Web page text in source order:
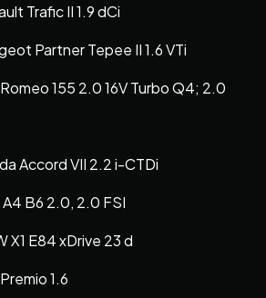
Trafic II 1.9 dCi
Partner Tepee II 1.6 VTi
155 2.0 16V Turbo Q4; 2.0
Accord VII 2.2 i-CTDi
B6 2.0, 2.0 FSI
X1 E84 xDrive 23 d
1.6